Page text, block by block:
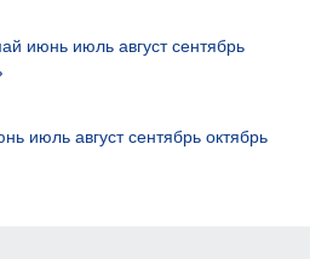
июнь июль август сентябрь
июль август сентябрь октябрь